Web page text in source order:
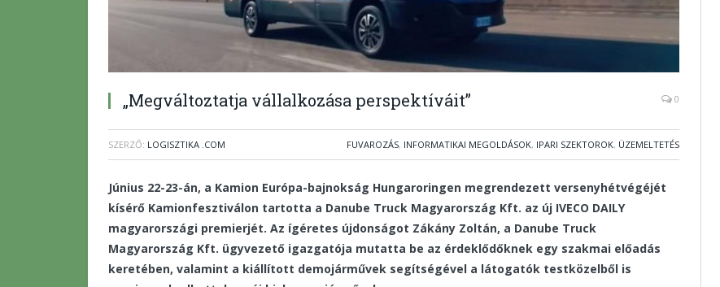
„Megváltoztatja vállalkozása perspektíváit” 0
SZERZŐ: LOGISZTIKA .COM FUVAROZÁS, INFORMATIKAI MEGOLDÁSOK, IPARI SZEKTOROK, ÜZEMELTETÉS
Június 22-23-án, a Kamion Európa-bajnokság Hungaroringen megrendezett versenyhétvégéjét
kísérő Kamionfesztiválon tartotta a Danube Truck Magyarország Kft. az új IVECO DAILY
magyarországi premierjét. Az ígéretes újdonságot Zákány Zoltán, a Danube Truck
Magyarország Kft. ügyvezető igazgatója mutatta be az érdeklődőknek egy szakmai előadás
keretében, valamint a kiállított demojárművek segítségével a látogatók testközelből is